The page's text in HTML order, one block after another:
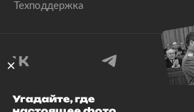
Техподдержка
© 1999–2026 Все права
Угадайте, где